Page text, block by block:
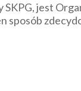
jest
sposób